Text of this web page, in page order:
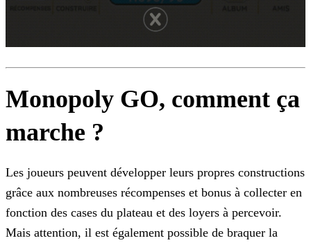
Monopoly GO, comment ça
marche ?
Les joueurs peuvent développer leurs propres constructions
grâce aux nombreuses récompenses et bonus à collecter en
fonction des cases du plateau et des loyers à percevoir.
Mais attention, il est également possible de braquer la